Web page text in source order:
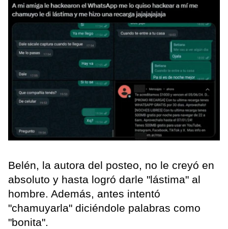
Belén, la autora del posteo, no le creyó en
absoluto y hasta logró darle "lástima" al
hombre. Además, antes intentó
"chamuyarla" diciéndole palabras como
"bonita".